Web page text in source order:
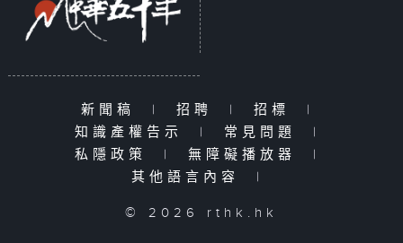
新聞稿 | 招聘 | 招標
|
知識產權告示
| 常見問題
|
私隱政策
| 無障礙播放器
|
其他語言內容
|
© 2026 rthk.hk